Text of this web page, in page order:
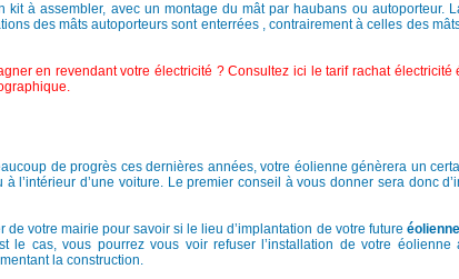
kit à assembler, avec un montage du mât par haubans ou autoporteur.
des mâts autoporteurs sont enterrées , contrairement à celles des
en revendant votre électricité ? Consultez ici le tarif rachat électricité
de progrès ces dernières années, votre éolienne génèrera un
l’intérieur d’une voiture. Le premier conseil à vous donner sera donc
votre mairie pour savoir si le lieu d’implantation de votre future éolienne
cas, vous pourrez vous voir refuser l’installation de votre éolienne
la construction.